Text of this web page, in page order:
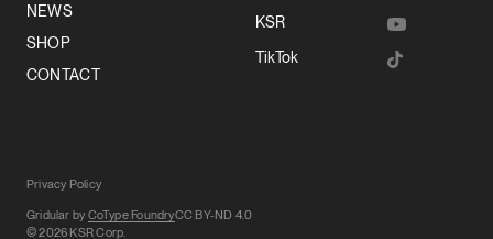
NEWS
SHOP
CONTACT
KSR
TikTok
Privacy Policy
Gridular by CoType FoundryCC BY-ND 4.0
© 2026 KSR Corp.